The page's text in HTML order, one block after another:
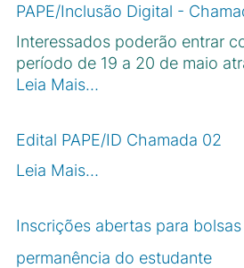
PAPE/Inclusão Digital -
Interessados poderão entrar
período de 19 a 20 de maio
Leia Mais…
Edital PAPE/ID Chamada 02
Leia Mais…
Inscrições abertas para
permanência do estudante